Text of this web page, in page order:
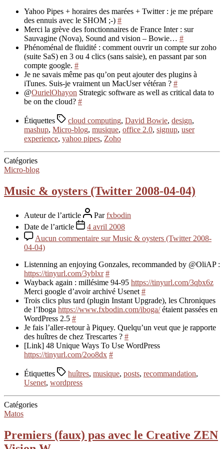
Yahoo Pipes + horaires des marées + Twitter : je me prépare
des ennuis avec le SHOM ;-) #
Merci la grève des fonctionnaires de France Inter : sur
Sauvagine (Nova), Sound and vision – Bowie… #
Phénoménal de fluidité : comment ouvrir un compte sur zoho
(suite SaS) en 3 ou 4 clics (sans saisie), en passant par son
compte google. #
Je ne savais même pas qu’on peut ajouter des plugins à
iTunes. Suis-je vraiment un MacUser vétéran ? #
@OurielOhayon Strategic software as well as critical data to
be on the cloud? #
Étiquettes cloud computing, David Bowie, design,
mashup, Micro-blog, musique, office 2.0, signup, user
experience, yahoo pipes, Zoho
Catégories
Micro-blog
Music & oysters (Twitter 2008-04-04)
Auteur de l’article Parfxbodin
Date de l’article
4 avril 2008
Aucun commentaire sur Music & oysters (Twitter 2008-
04-04)
Listenning an enjoying Gonzales, recommanded by @OliAP :
https://tinyurl.com/3yblxr #
Wayback again : millésime 94-95 https://tinyurl.com/3qbx6z
Merci google d’avoir archivé Usenet #
Trois clics plus tard (plugin Instant Upgrade), les Chroniques
de l’Iboga https://www.fxbodin.com/iboga/étaient passées en
WordPress 2.5 #
Je fais l’aller-retour à Piquey. Quelqu’un veut que je rapporte
des huîtres de chez Trescartes ? #
[Link] 48 Unique Ways To Use WordPress
https://tinyurl.com/2oo8dx #
Étiquettes huîtres, musique, posts, recommandation,
Usenet, wordpress
Catégories
Matos
Premiers (faux) pas avec le Creative ZEN